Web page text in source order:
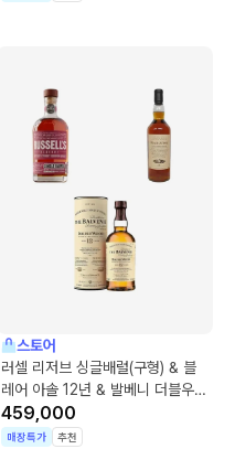
스토어
러셀 리저브 싱글배럴(구형) & 블
레어 아솔 12년 & 발베니 더블우드
12년
459,000
매장특가 추천